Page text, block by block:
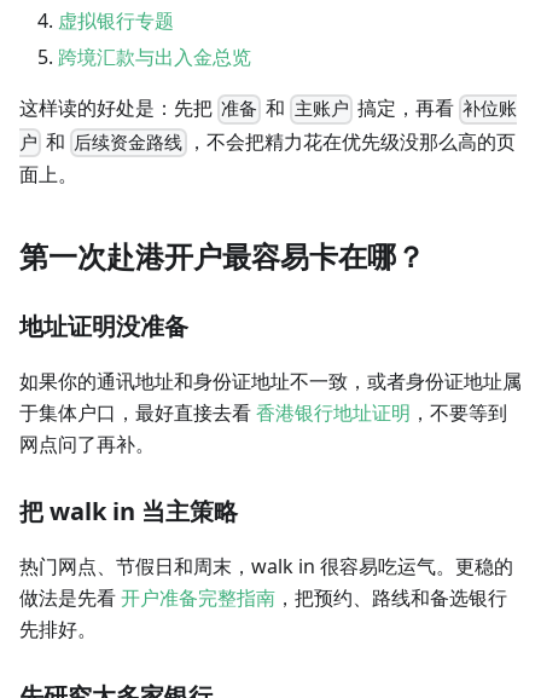
虚拟银行专题
跨境汇款与出入金总览
这样读的好处是：先把 准备 和 主账户 搞定，再看 补位账
户 和 后续资金路线，不会把精力花在优先级没那么高的页
面上。
第一次赴港开户最容易卡在哪？
地址证明没准备
如果你的通讯地址和身份证地址不一致，或者身份证地址属
于集体户口，最好直接去看香港银行地址证明 ，不要等到
网点问了再补。
把 walk in 当主策略
热门网点、节假日和周末，walk in 很容易吃运气。更稳的
做法是先看开户准备完整指南 ，把预约、路线和备选银行
先排好。